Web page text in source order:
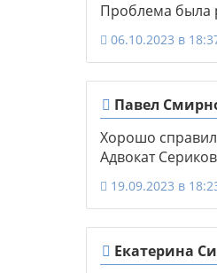
Проблема была
06.10.2023 в
Павел
Хорошо
Адвокат
19.09.2023 в
Екатерина